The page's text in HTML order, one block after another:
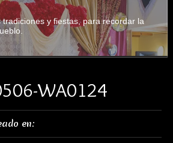
y fiestas, para recordar la
WA0124
en: